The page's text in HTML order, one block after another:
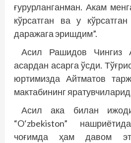
ғурурланганман. Акам
кўрсатган ва у
даражага эришдим”.
Асил Рашидов Чингиз
асардан асарга ўсди.
юртимизда Айтматов
мактабининг
Асил ака билан
“O‘zbekiston”
чоғимда ҳам давом